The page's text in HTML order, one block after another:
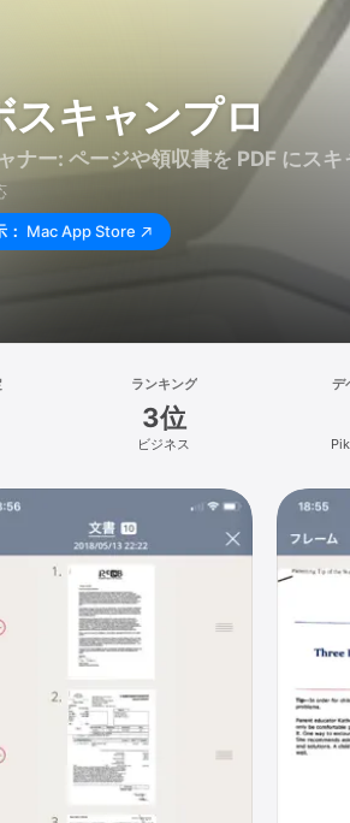
スキャンプロ
ナー: ページや領収書を PDF にスキ
Mac App Store
ランキング
3位
ビジネス
デ